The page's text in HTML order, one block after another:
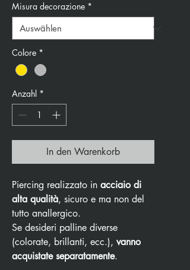
Misura decorazione *
Colore *
Anzahl *
In den Warenkorb
Piercing realizzato in acciaio di
alta qualità, sicuro e ma non del
tutto anallergico.
Se desideri palline diverse
(colorate, brillanti, ecc.), vanno
acquistate separatamente.